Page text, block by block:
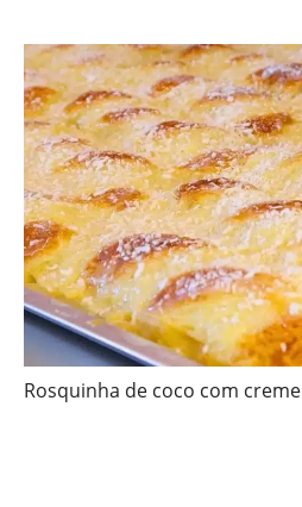
Rosquinha de coco com creme